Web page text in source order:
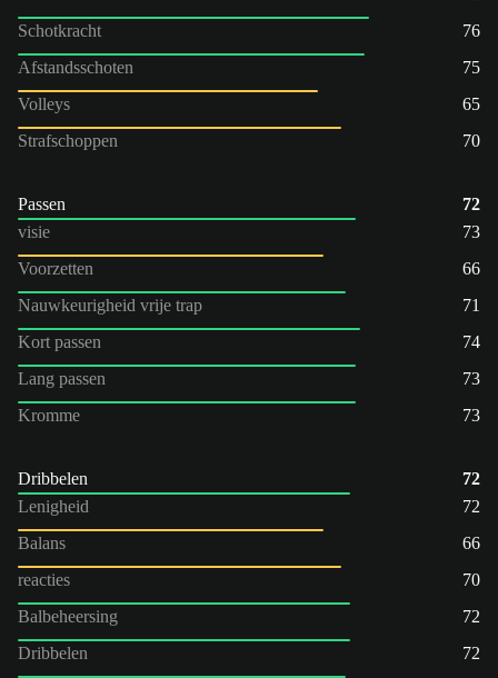
Schotkracht
76
Afstandsschoten
75
Volleys
65
Strafschoppen
70
Passen
72
visie
73
Voorzetten
66
Nauwkeurigheid vrije trap
71
Kort passen
74
Lang passen
73
Kromme
73
Dribbelen
72
Lenigheid
72
Balans
66
reacties
70
Balbeheersing
72
Dribbelen
72